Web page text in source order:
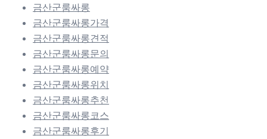
금산군룸싸롱
금산군룸싸롱가격
금산군룸싸롱견적
금산군룸싸롱문의
금산군룸싸롱예약
금산군룸싸롱위치
금산군룸싸롱추천
금산군룸싸롱코스
금산군룸싸롱후기